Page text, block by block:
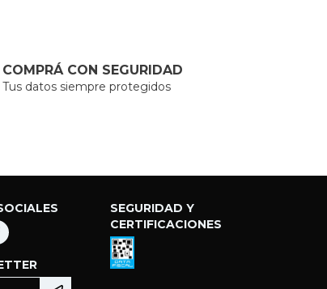
COMPRÁ CON SEGURIDAD
Tus datos siempre protegidos
SEGURIDAD Y
CERTIFICACIONES